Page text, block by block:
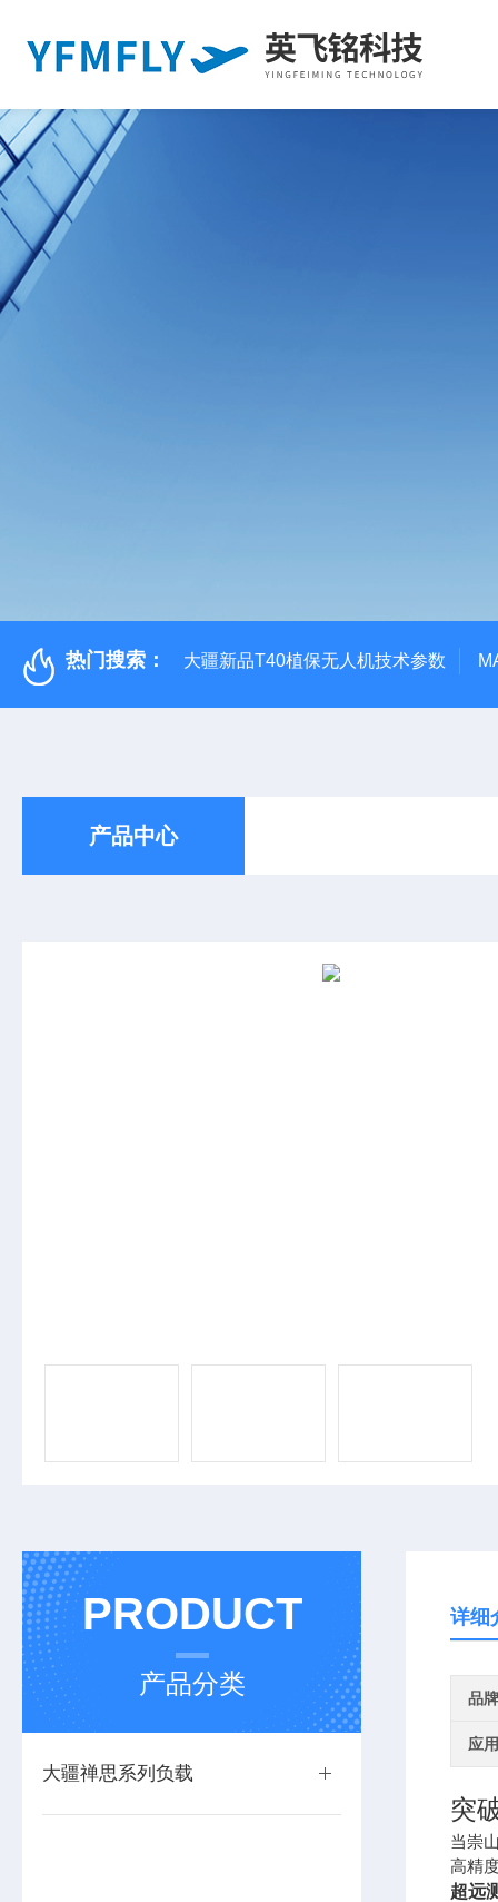
热门搜索： 大疆新品T40植保无人机技术参数
产品中心
PRODUCT
产品分类
大疆禅思系列负载
详细
品牌
应
突
当崇
高精
超远